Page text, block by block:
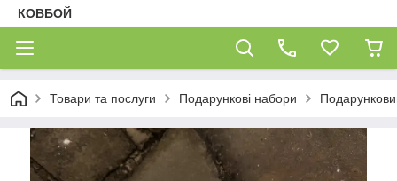
КОВБОЙ
Товари та послуги Подарункові набори